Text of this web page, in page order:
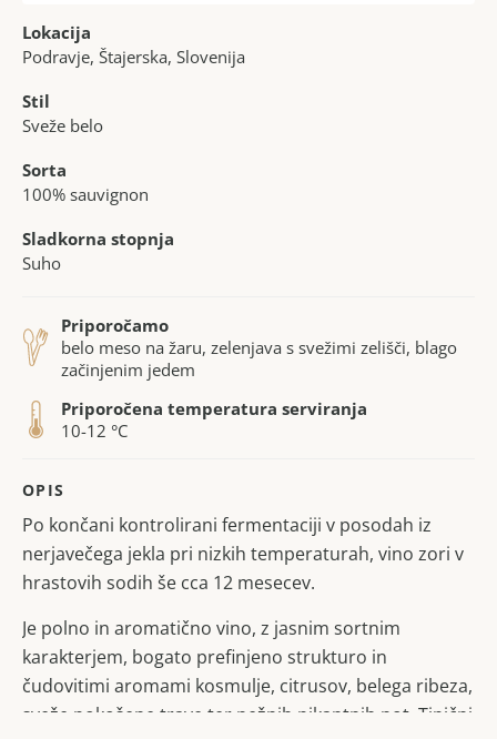
Lokacija
Podravje, Štajerska, Slovenija
Stil
Sveže belo
Sorta
100% sauvignon
Sladkorna stopnja
Suho
Priporočamo
belo meso na žaru, zelenjava s svežimi zelišči, blago
začinjenim jedem
Priporočena temperatura serviranja
10-12 °C
OPIS
Po končani kontrolirani fermentaciji v posodah iz
nerjavečega jekla pri nizkih temperaturah, vino zori v
hrastovih sodih še cca 12 mesecev.
Je polno in aromatično vino, z jasnim sortnim
karakterjem, bogato prefinjeno strukturo in
čudovitimi aromami kosmulje, citrusov, belega ribeza,
sveže pokošene trave ter nežnih pikantnih not. Tipični